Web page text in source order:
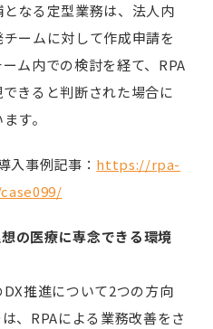
なる定型業務は、法人内
ームに対して作成申請を
ム内での検討を経て、RPA
きると判断された場合に
す。
入事例記事： https://rpa-
の医療に専念できる環境
推進について2つの方向
、RPAによる業務改善をさ